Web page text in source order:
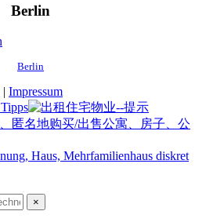
Berlin
Berlin
| Impressum
Haus, Mehrfamilienhaus diskret
×